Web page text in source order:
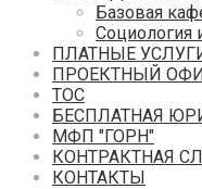
Базовая
Социология
ПЛАТНЫЕ
ПРОЕКТНЫЙ
ТОС
БЕСПЛАТНАЯ
МФП "ГОРН"
КОНТРАКТНАЯ
КОНТАКТЫ